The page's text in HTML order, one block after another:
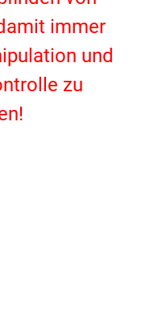
immer
und
zu